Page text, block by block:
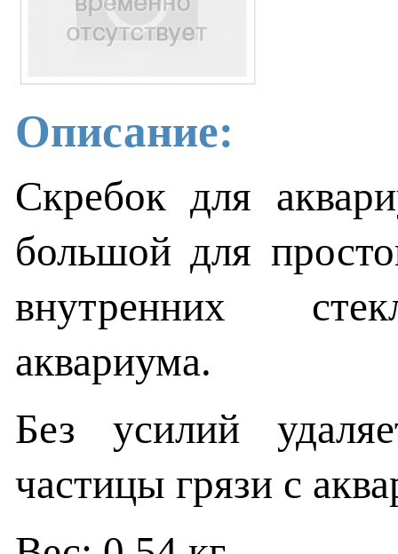
Описание:
Скребок для
большой для
внутренних
аквариума.
Без усилий
частицы грязи с